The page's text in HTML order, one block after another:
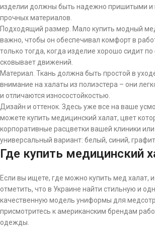
изделии должны быть надежно пришитыми и
прочных материалов.
Подходящий размер. Мало купить модный
важно, чтобы он обеспечивал комфорт в
только тогда, когда изделие хорошо сидит по
сковывает движений.
Материал. Ткань должна быть простой в
внимание на халаты из полиэстера – они
и отличаются износостойкостью.
Дизайн и оттенок. Здесь уже все на ваше
можете купить медицинский халат, цвет
корпоративные расцветки вашей клиники
универсальный вариант: белый, синий,
Где купить медицинский
Если вы ищете, где можно купить мед халат,
отметить, что в Украине найти стильную и
качественную модель униформы для
присмотритесь к американским брендам
одежды.